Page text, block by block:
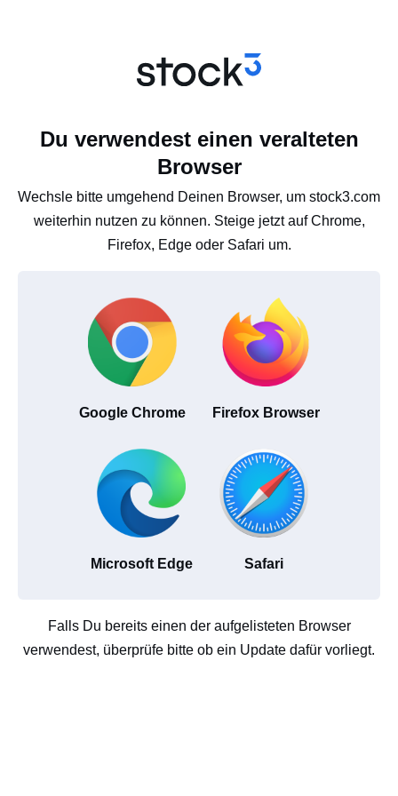
Du verwendest einen veralteten
Browser
Wechsle bitte umgehend Deinen Browser, um stock3.com
weiterhin nutzen zu können. Steige jetzt auf Chrome,
Firefox, Edge oder Safari um.
Google Chrome Firefox Browser
Microsoft Edge Safari
Falls Du bereits einen der aufgelisteten Browser
verwendest, überprüfe bitte ob ein Update dafür vorliegt.